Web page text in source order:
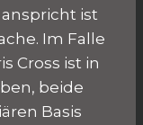
ist
Im Falle
Cross ist in
beide
Basis